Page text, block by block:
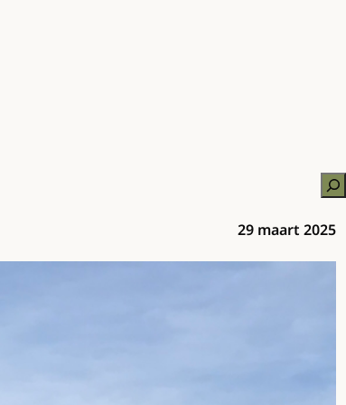
29 maart 2025